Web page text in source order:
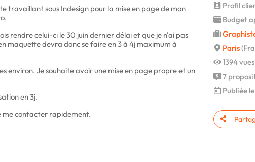
travaillant sous Indesign pour la mise en page de mon
rendre celui-ci le 30 juin dernier délai et que je n'ai pas
maquette devra donc se faire en 3 à 4j maximum à
environ. Je souhaite avoir une mise en page propre et un
en 3j.
me contacter rapidement.
Profil
Budget
Paris
1394 vues
7
Publiée